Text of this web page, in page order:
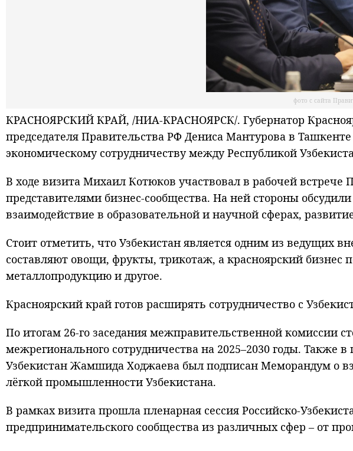
фото с сайта
КРАСНОЯРСКИЙ КРАЙ, /НИА-КРАСНОЯРСК/. Губернатор
председателя Правительства РФ Дениса Мантурова в
экономическому сотрудничеству между Республикой
В ходе визита Михаил Котюков участвовал в рабочей встрече
представителями бизнес-сообщества. На ней стороны
взаимодействие в образовательной и научной сферах,
Стоит отметить, что Узбекистан является одним из ведущих
составляют овощи, фрукты, трикотаж, а красноярский
металлопродукцию и другое.
Красноярский край готов расширять сотрудничество с
По итогам 26-го заседания межправительственной комиссии
межрегионального сотрудничества на 2025–2030 годы.
Узбекистан Жамшида Ходжаева был подписан Меморандум о
лёгкой промышленности Узбекистана.
В рамках визита прошла пленарная сессия Российско-
предпринимательского сообщества из различных сфер – от